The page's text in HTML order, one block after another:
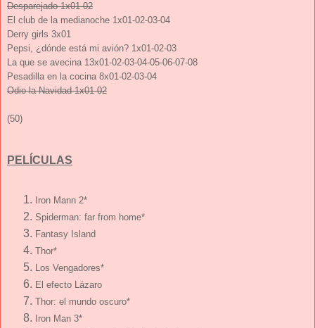
Desparejado 1x01-02
El club de la medianoche 1x01-02-03-04
Derry girls 3x01
Pepsi, ¿dónde está mi avión? 1x01-02-03
La que se avecina 13x01-02-03-04-05-06-07-08
Pesadilla en la cocina 8x01-02-03-04
Odio la Navidad 1x01-02
(50)
PELÍCULAS
Iron Mann 2*
Spiderman: far from home*
Fantasy Island
Thor*
Los Vengadores*
El efecto Lázaro
Thor: el mundo oscuro*
Iron Man 3*